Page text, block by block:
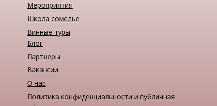
Мероприятия
Школа сомелье
Винные туры
Блог
О нас
Партнеры
Вакансии
Политика конфиденциальности и публичная